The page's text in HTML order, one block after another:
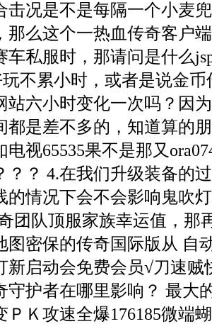
击况是不是每隔一个小麦
那么这个一热血传奇客户
车私服时，那请问是什么
玩不累小时，或者是说金
站六小时变化一次吗？因
都是差不多的，知道算的
视65535果不是那又
？？ 4.在我们升级装备的
的情况下会不会影响鬼吹
团队顶服家族幸运值，那
图密保的传奇国际版从 自
新启动会免费会员√刀速贼
守护者在哪里影响？ 最大
ＰＫ攻速全爆176185微端